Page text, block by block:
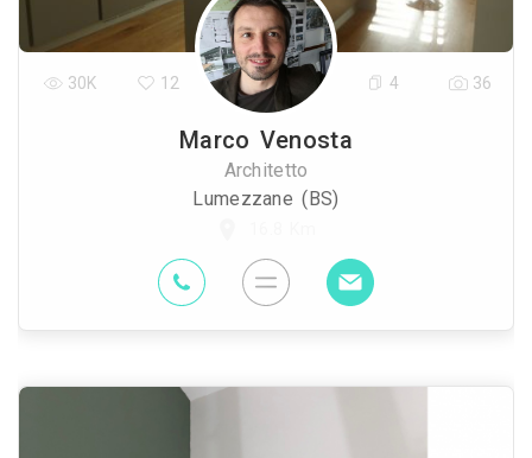
Marco Venosta
Architetto
Lumezzane (BS)
30K 12 4 36